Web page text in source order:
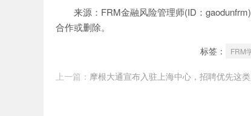
来源：FRM金融风险管理师(ID：gaodunfrm)
合作或删除。
标签： FRM
上一篇： 摩根大通宣布入驻上海中心，招聘优先这